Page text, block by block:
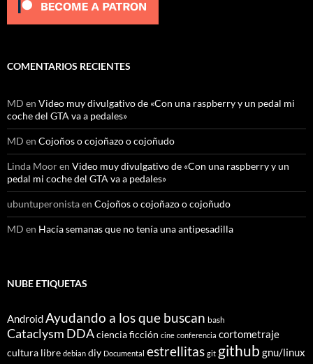
COMENTARIOS RECIENTES
MD en Video muy divulgativo de «Con una raspberry y un pedal mi
coche del GTA va a pedales»
MD en Cojoños o cojoñazo o cojoñudo
Linda Mooren Video muy divulgativo de «Con una raspberry y un
pedal mi coche del GTA va a pedales»
ubuntuperonistaen Cojoños o cojoñazo o cojoñudo
MD en Hacía semanas que no tenía una antipesadilla
NUBE ETIQUETAS
AndroidAyudando a los que buscan bash
Cataclysm DDAciencia ficción cine conferencia cortometraje
cultura libre debian diy Documental estrellitas git github gnu/linux